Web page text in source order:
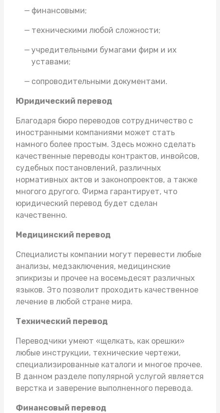
финансовыми;
техническими любой сложности;
учредительными бумагами фирм и их
уставами;
сопроводительными документами.
Юридический перевод
Благодаря бюро переводов сотрудничество с
иностранными компаниями может стать
намного более простым. Здесь можно сделать
качественные переводы контрактов, инвойсов,
судебных постановлений, различных
нормативных актов и законопроектов, а также
многого другого. Фирма гарантирует, что
юридический перевод будет сделан
качественно.
Медицинский перевод
Специалисты компании могут перевести любые
анализы, медзаключения, медицинские
эпикризы и прочее на восемьдесят различных
языков. Это позволит проходить качественное
лечение в любой стране мира.
Технический перевод
Переводчики умеют «щелкать, как орешки»
любые инструкции, технические чертежи,
специализированные каталоги и многое прочее.
В данном разделе популярной услугой является
верстка и заверение выполненного перевода.
Финансовый перевод